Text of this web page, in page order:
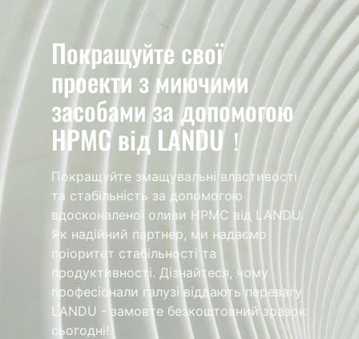
Покращуйте свої
проекти з миючими
засобами за допомогою
HPMC від LANDU！
Покращуйте змащувальні властивості
та стабільність за допомогою
вдосконаленої оливи HPMC від LANDU.
Як надійний партнер, ми надаємо
пріоритет стабільності та
продуктивності. Дізнайтеся, чому
професіонали галузі віддають перевагу
LANDU - замовте безкоштовний зразок
сьогодні!